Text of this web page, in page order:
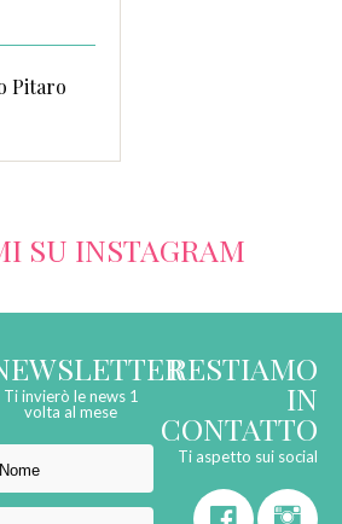
Pitaro
SU INSTAGRAM
Ti invierò le news 1
volta al mese
RESTIAMO
IN
CONTATTO
Ti aspetto sui social